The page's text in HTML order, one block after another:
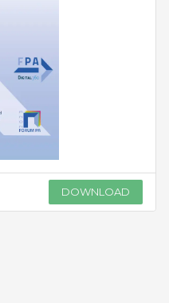
DOWNLOAD